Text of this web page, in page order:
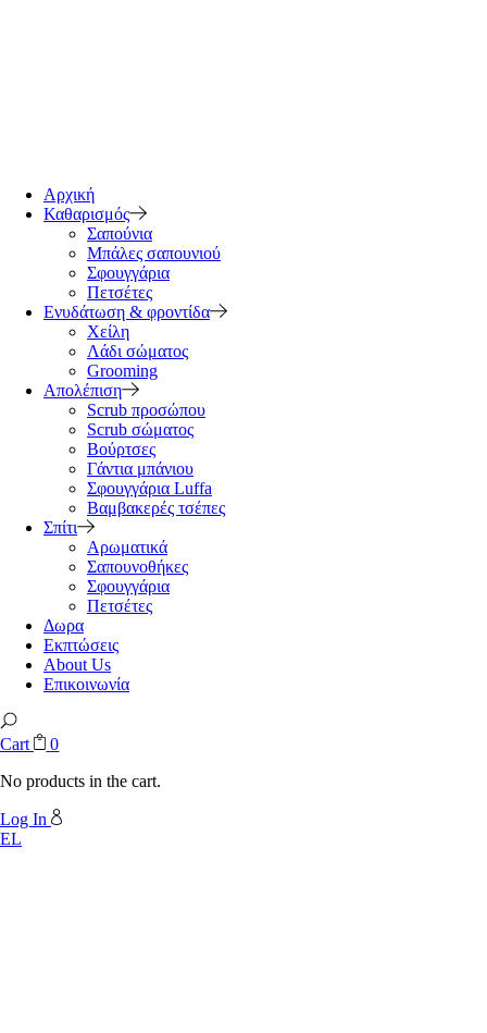
Αρχική
Καθαρισμός
Σαπούνια
Μπάλες σαπουνιού
Σφουγγάρια
Πετσέτες
Ενυδάτωση & φροντίδα
Χείλη
Λάδι σώματος
Grooming
Απολέπιση
Scrub προσώπου
Scrub σώματος
Βούρτσες
Γάντια μπάνιου
Σφουγγάρια Luffa
Βαμβακερές τσέπες
Σπίτι
Αρωματικά
Σαπουνοθήκες
Σφουγγάρια
Πετσέτες
Δωρα
Εκπτώσεις
About Us
Επικοινωνία
Cart
0
No products in the cart.
Log In
EL